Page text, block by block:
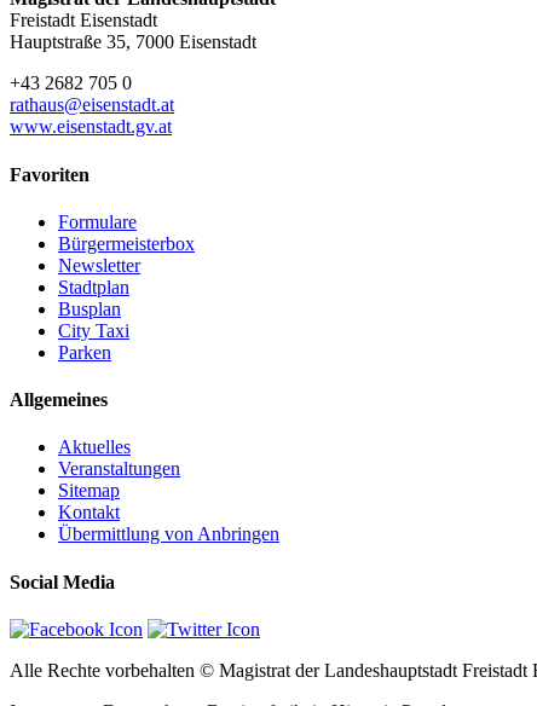
Freistadt Eisenstadt
Hauptstraße 35, 7000 Eisenstadt
+43 2682 705 0
rathaus@eisenstadt.at
www.eisenstadt.gv.at
Favoriten
Formulare
Bürgermeisterbox
Newsletter
Stadtplan
Busplan
City Taxi
Parken
Allgemeines
Aktuelles
Veranstaltungen
Sitemap
Kontakt
Übermittlung von Anbringen
Social Media
Alle Rechte vorbehalten © Magistrat der Landeshauptstadt Freistadt